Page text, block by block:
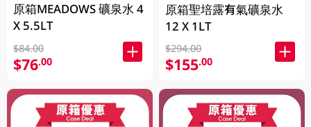
原箱MEADOWS 礦泉水 4
X 5.5LT
$84.00
$76.00
原箱聖培露有氣礦泉水
12 X 1LT
$294.00
$155.00